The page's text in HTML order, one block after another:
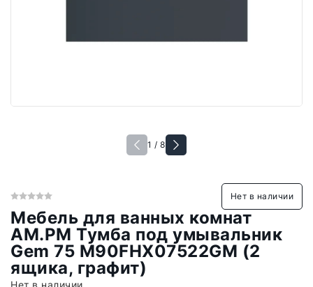
1 / 8
Нет в наличии
Мебель для ванных комнат
AM.PM Тумба под умывальник
Gem 75 M90FHX07522GM (2
ящика, графит)
Нет в наличии